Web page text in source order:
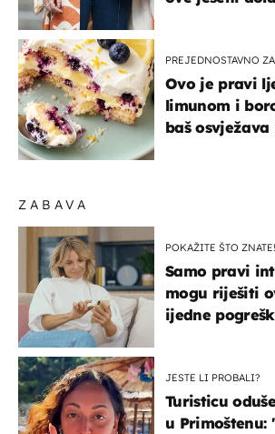
ZABAVA
POKAŽITE ŠTO ZNATE!
Samo pravi
mogu riješiti
ijedne
JESTE LI PROBALI?
Turisticu
u Primoštenu:
PREJEDNOSTAVNO
Ovo je pravi
limunom i
baš